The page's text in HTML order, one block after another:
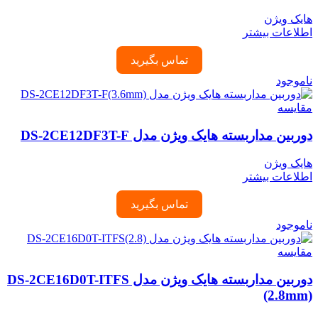
هایک ویژن
اطلاعات بیشتر
تماس بگیرید
ناموجود
مقایسه
دوربین مداربسته هایک ویژن مدل DS-2CE12DF3T-F
هایک ویژن
اطلاعات بیشتر
تماس بگیرید
ناموجود
مقایسه
دوربین مداربسته هایک ویژن مدل DS-2CE16D0T-ITFS
(2.8mm)